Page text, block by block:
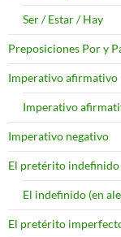
Ser / Estar / Hay
Preposiciones Por y
Imperativo afirmativo
Imperativo
Imperativo negativo
El pretérito indefinido
El indefinido (en
El pretérito